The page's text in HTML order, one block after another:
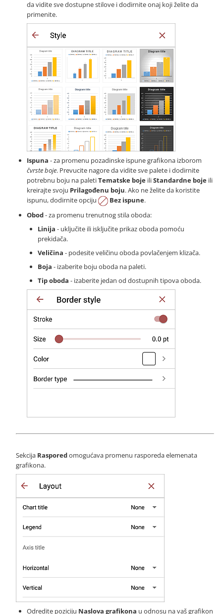
da vidite sve dostupne stilove i dodirnite onaj koji želite da
primenite.
Ispuna - za promenu pozadinske ispune grafikona izborom
čvrste boje. Prevucite nagore da vidite sve palete i dodirnite
potrebnu boju na paletiTematske boje iliStandardne boje ili
kreirajte svoju Prilagođenu boju. Ako ne želite da koristite
ispunu, dodirnite opciju
Bez ispune.
Obod- za promenu trenutnog stila oboda:
Linija - uključite ili isključite prikaz oboda pomoću
prekidača.
Veličina - podesite veličinu oboda povlačenjem klizača.
Boja - izaberite boju oboda na paleti.
Tip oboda - izaberite jedan od dostupnih tipova oboda.
Sekcija Rasporedomogućava promenu rasporeda elemenata
grafikona.
Odredite poziciju Naslova grafikona u odnosu na vaš grafikon